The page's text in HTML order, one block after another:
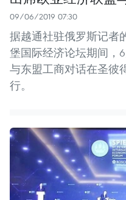
09/06/2019 07:30
据越通社驻俄罗斯记者
堡国际经济论坛期间，
与东盟工商对话在圣彼
行。